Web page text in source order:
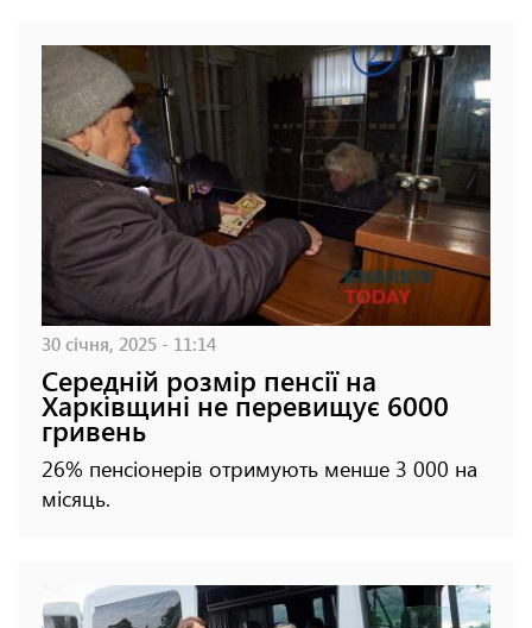
30 січня, 2025 - 11:14
Середній розмір пенсії на
Харківщині не перевищує 6000
гривень
26% пенсіонерів отримують менше 3 000 на
місяць.